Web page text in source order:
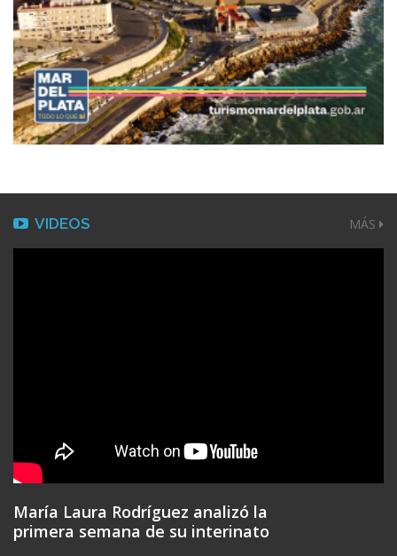
VIDEOS MÁS
María Laura Rodríguez analizó la
primera semana de su interinato